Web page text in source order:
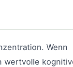
Wenn
wertvolle